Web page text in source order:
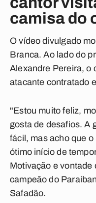
camisa do
O vídeo divulgado
Branca. Ao lado do
Alexandre Pereira, o
atacante contratado
"Estou muito feliz,
gosta de desafios. A
fácil, mas acho que
ótimo início de
Motivação e vontade
campeão do
Safadão.